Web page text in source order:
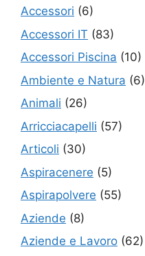
Accessori (6)
Accessori IT (83)
Accessori Piscina (10)
Ambiente e Natura (6)
Animali (26)
Arricciacapelli (57)
Articoli (30)
Aspiracenere (5)
Aspirapolvere (55)
Aziende (8)
Aziende e Lavoro (62)